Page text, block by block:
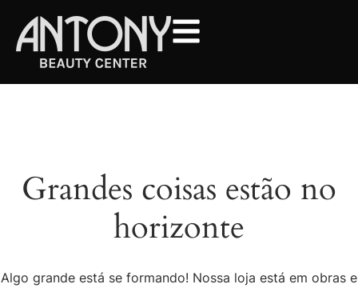
Grandes coisas estão no
horizonte
Algo grande está se formando! Nossa loja está em obras e